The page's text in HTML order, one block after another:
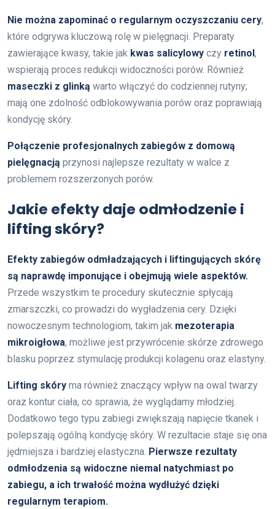
Nie można zapominać o regularnym oczyszczaniu cery,
które odgrywa kluczową rolę w pielęgnacji. Preparaty
zawierające kwasy, takie jak kwas salicylowy czy retinol,
wspierają proces redukcji widoczności porów. Również
maseczki z glinką warto włączyć do codziennej rutyny;
mają one zdolność odblokowywania porów oraz poprawiają
kondycję skóry.
Połączenie profesjonalnych zabiegów z domową
pielęgnacją przynosi najlepsze rezultaty w walce z
problemem rozszerzonych porów.
Jakie efekty daje odmłodzenie i
lifting skóry?
Efekty zabiegów odmładzających i liftingujących skórę
są naprawdę imponujące i obejmują wiele aspektów.
Przede wszystkim te procedury skutecznie spłycają
zmarszczki, co prowadzi do wygładzenia cery. Dzięki
nowoczesnym technologiom, takim jak mezoterapia
mikroigłowa, możliwe jest przywrócenie skórze zdrowego
blasku poprzez stymulację produkcji kolagenu oraz elastyny.
Lifting skóry ma również znaczący wpływ na owal twarzy
oraz kontur ciała, co sprawia, że wyglądamy młodziej.
Dodatkowo tego typu zabiegi zwiększają napięcie tkanek i
polepszają ogólną kondycję skóry. W rezultacie staje się ona
jędrniejsza i bardziej elastyczna. Pierwsze rezultaty
odmłodzenia są widoczne niemal natychmiast po
zabiegu, a ich trwałość można wydłużyć dzięki
regularnym terapiom.